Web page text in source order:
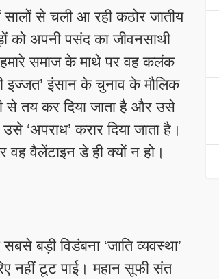
सालों से चली आ रही कठोर जातीय
को अपनी पसंद का जीवनसाथी
समाज के माथे पर वह कलंक
इज्जत’ इंसान के चुनाव के मौलिक
से तय कर दिया जाता है और उसे
‘अपराध’ करार दिया जाता है।
वैलेंटाइन डे ही क्यों न हो।
बड़ी विडंबना ‘जाति व्यवस्था’
नहीं टूट पाई। महान सूफी संत